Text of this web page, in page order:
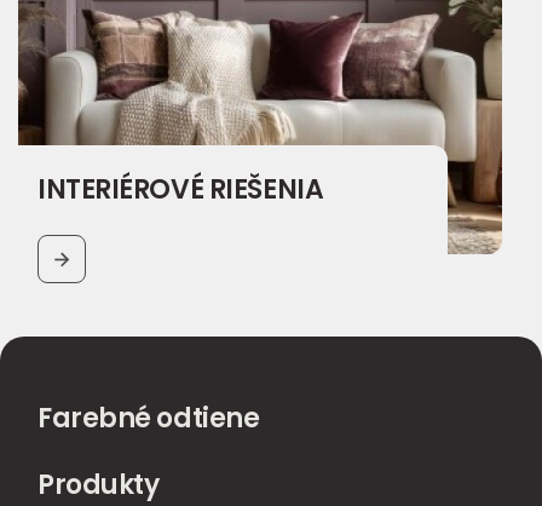
INTERIÉROVÉ RIEŠENIA
BUTTON
Farebné odtiene
Produkty